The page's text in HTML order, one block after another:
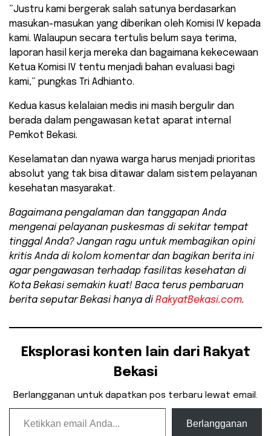
​”Justru kami bergerak salah satunya berdasarkan
masukan-masukan yang diberikan oleh Komisi IV kepada
kami. Walaupun secara tertulis belum saya terima,
laporan hasil kerja mereka dan bagaimana kekecewaan
Ketua Komisi IV tentu menjadi bahan evaluasi bagi
kami,” pungkas Tri Adhianto.
​Kedua kasus kelalaian medis ini masih bergulir dan
berada dalam pengawasan ketat aparat internal
Pemkot Bekasi.
Keselamatan dan nyawa warga harus menjadi prioritas
absolut yang tak bisa ditawar dalam sistem pelayanan
kesehatan masyarakat.
Bagaimana pengalaman dan tanggapan Anda
mengenai pelayanan puskesmas di sekitar tempat
tinggal Anda? Jangan ragu untuk membagikan opini
kritis Anda di kolom komentar dan bagikan berita ini
agar pengawasan terhadap fasilitas kesehatan di
Kota Bekasi semakin kuat! Baca terus pembaruan
berita seputar Bekasi hanya di RakyatBekasi.com.
Eksplorasi konten lain dari Rakyat
Bekasi
Berlangganan untuk dapatkan pos terbaru lewat email.
Ketikkan email Anda...
Berlangganan